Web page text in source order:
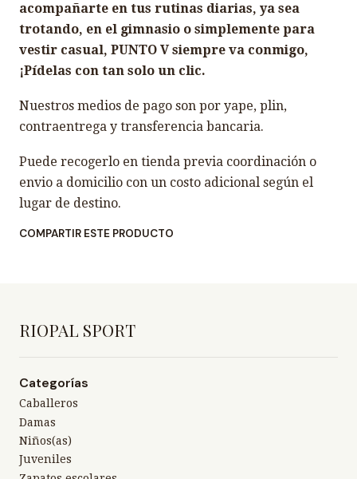
acompañarte en tus rutinas diarias, ya sea
trotando, en el gimnasio o simplemente para
vestir casual, PUNTO V siempre va conmigo,
¡Pídelas con tan solo un clic.
Nuestros medios de pago son por yape, plin,
contraentrega y transferencia bancaria.
Puede recogerlo en tienda previa coordinación o
envio a domicilio con un costo adicional según el
lugar de destino.
COMPARTIR ESTE PRODUCTO
RIOPAL SPORT
Categorías
Caballeros
Damas
Niños(as)
Juveniles